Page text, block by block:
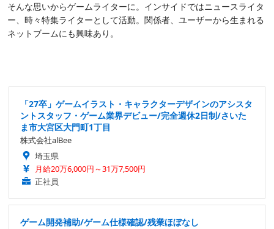
そんな思いからゲームライターに。インサイドではニュースライタ
ー、時々特集ライターとして活動。関係者、ユーザーから生まれる
ネットブームにも興味あり。
「27卒」ゲームイラスト・キャラクターデザインのアシスタ
ントスタッフ・ゲーム業界デビュー/完全週休2日制/さいた
ま市大宮区大門町1丁目
株式会社alBee
埼玉県
月給20万6,000円～31万7,500円
正社員
ゲーム開発補助/ゲーム仕様確認/残業ほぼなし